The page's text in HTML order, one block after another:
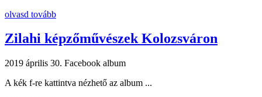
olvasd tovább
Zilahi képzőművészek Kolozsváron
2019 április 30. Facebook album
A kék f-re kattintva nézhető az album ...